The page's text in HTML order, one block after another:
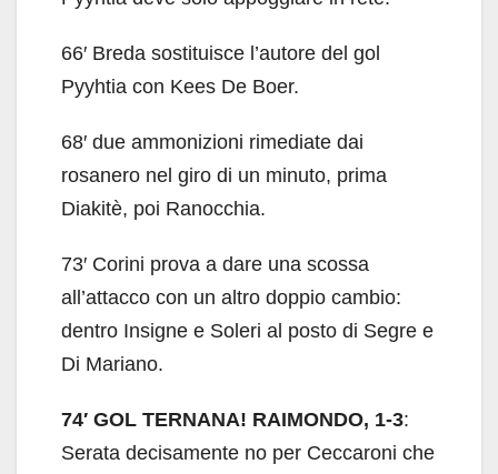
66′ Breda sostituisce l’autore del gol
Pyyhtia con Kees De Boer.
68′ due ammonizioni rimediate dai
rosanero nel giro di un minuto, prima
Diakitè, poi Ranocchia.
73′ Corini prova a dare una scossa
all’attacco con un altro doppio cambio:
dentro Insigne e Soleri al posto di Segre e
Di Mariano.
74′ GOL TERNANA! RAIMONDO, 1-3:
Serata decisamente no per Ceccaroni che